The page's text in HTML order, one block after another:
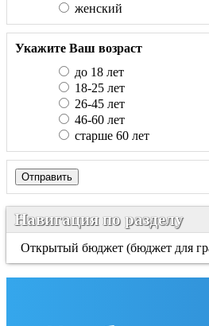
женский
Укажите Ваш возраст
до 18 лет
18-25 лет
26-45 лет
46-60 лет
старше 60 лет
Навигация по разделу
Открытый бюджет (бюджет для